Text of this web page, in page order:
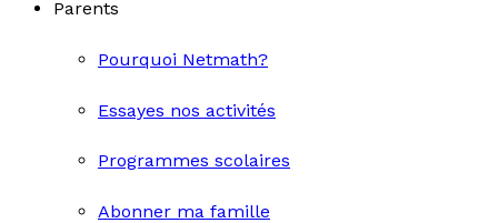
Parents
Pourquoi Netmath?
Essayes nos activités
Programmes scolaires
Abonner ma famille